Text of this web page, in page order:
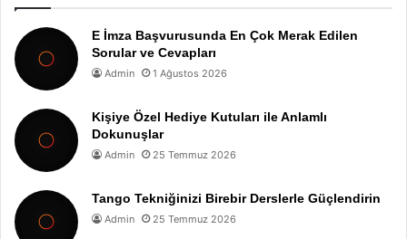
E İmza Başvurusunda En Çok Merak Edilen
Sorular ve Cevapları
Admin 1 Ağustos 2026
Kişiye Özel Hediye Kutuları ile Anlamlı
Dokunuşlar
Admin 25 Temmuz 2026
Tango Tekniğinizi Birebir Derslerle Güçlendirin
Admin 25 Temmuz 2026